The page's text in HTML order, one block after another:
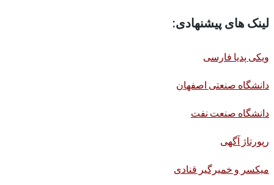
لینک های پیشنهادی:
ویکی پدیا فارسی
دانشگاه صنعتی اصفهان
دانشگاه صنعت نفت
رپورتاژ آگهی
میکسر و خمیرگیر قنادی